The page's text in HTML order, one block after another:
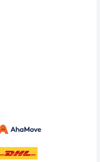
phòng thí nghiệm):
dB
nóng: